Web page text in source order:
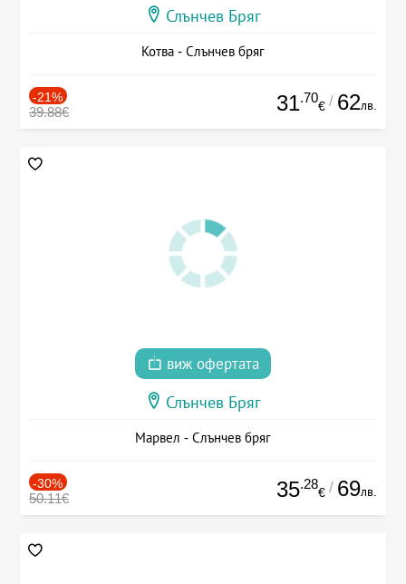
Слънчев Бряг
Котва - Слънчев бряг
-21%
39.88€ 31.70
€ / 62лв.
виж офертата
Слънчев Бряг
Марвел - Слънчев бряг
-30%
50.11€ 35.28
€ / 69лв.